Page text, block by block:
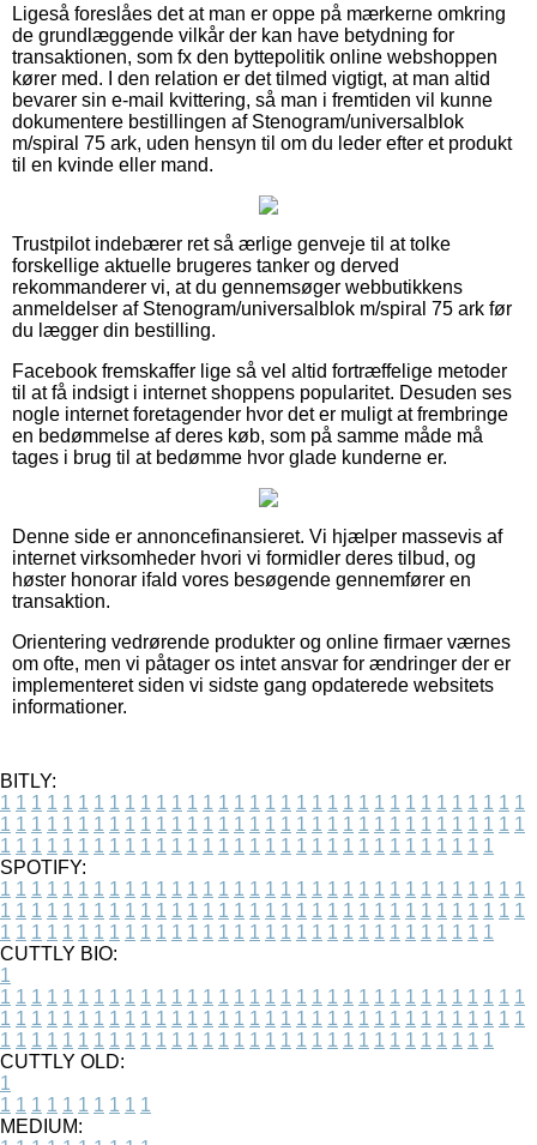
Ligeså foreslåes det at man er oppe på mærkerne omkring
de grundlæggende vilkår der kan have betydning for
transaktionen, som fx den byttepolitik online webshoppen
kører med. I den relation er det tilmed vigtigt, at man altid
bevarer sin e-mail kvittering, så man i fremtiden vil kunne
dokumentere bestillingen af Stenogram/universalblok
m/spiral 75 ark, uden hensyn til om du leder efter et produkt
til en kvinde eller mand.
Trustpilot indebærer ret så ærlige genveje til at tolke
forskellige aktuelle brugeres tanker og derved
rekommanderer vi, at du gennemsøger webbutikkens
anmeldelser af Stenogram/universalblok m/spiral 75 ark før
du lægger din bestilling.
Facebook fremskaffer lige så vel altid fortræffelige metoder
til at få indsigt i internet shoppens popularitet. Desuden ses
nogle internet foretagender hvor det er muligt at frembringe
en bedømmelse af deres køb, som på samme måde må
tages i brug til at bedømme hvor glade kunderne er.
Denne side er annoncefinansieret. Vi hjælper massevis af
internet virksomheder hvori vi formidler deres tilbud, og
høster honorar ifald vores besøgende gennemfører en
transaktion.
Orientering vedrørende produkter og online firmaer værnes
om ofte, men vi påtager os intet ansvar for ændringer der er
implementeret siden vi sidste gang opdaterede websitets
informationer.
BITLY:
1 1 1 1 1 1 1 1 1 1 1 1 1 1 1 1 1 1 1 1 1 1 1 1 1 1 1 1 1 1 1 1 1 1
1 1 1 1 1 1 1 1 1 1 1 1 1 1 1 1 1 1 1 1 1 1 1 1 1 1 1 1 1 1 1 1 1 1
1 1 1 1 1 1 1 1 1 1 1 1 1 1 1 1 1 1 1 1 1 1 1 1 1 1 1 1 1 1 1 1
SPOTIFY:
1 1 1 1 1 1 1 1 1 1 1 1 1 1 1 1 1 1 1 1 1 1 1 1 1 1 1 1 1 1 1 1 1 1
1 1 1 1 1 1 1 1 1 1 1 1 1 1 1 1 1 1 1 1 1 1 1 1 1 1 1 1 1 1 1 1 1 1
1 1 1 1 1 1 1 1 1 1 1 1 1 1 1 1 1 1 1 1 1 1 1 1 1 1 1 1 1 1 1 1
CUTTLY BIO:
1
1 1 1 1 1 1 1 1 1 1 1 1 1 1 1 1 1 1 1 1 1 1 1 1 1 1 1 1 1 1 1 1 1 1
1 1 1 1 1 1 1 1 1 1 1 1 1 1 1 1 1 1 1 1 1 1 1 1 1 1 1 1 1 1 1 1 1 1
1 1 1 1 1 1 1 1 1 1 1 1 1 1 1 1 1 1 1 1 1 1 1 1 1 1 1 1 1 1 1 1
CUTTLY OLD:
1
1 1 1 1 1 1 1 1 1 1
MEDIUM: